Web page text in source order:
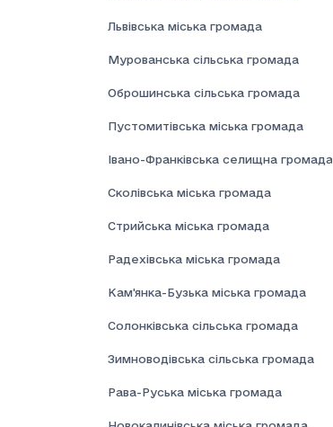
Львівська міська громада
Мурованська сільська громада
Оброшинська сільська громада
Пустомитівська міська громада
Івано-Франківська селищна громада
Сколівська міська громада
Стрийська міська громада
Радехівська міська громада
Кам'янка-Бузька міська громада
Солонківська сільська громада
Зимноводівська сільська громада
Рава-Руська міська громада